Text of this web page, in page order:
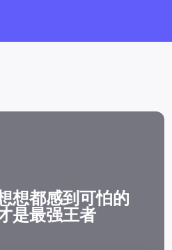
想都感到可怕的
是最强王者